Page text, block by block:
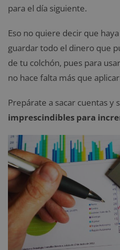
para el día siguiente.
Eso no quiere decir que
guardar todo el dinero que
de tu colchón, pues para
no hace falta más que
Prepárate a sacar cuentas y
imprescindibles para